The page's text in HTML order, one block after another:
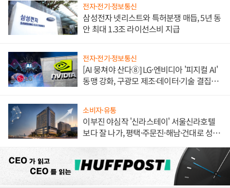
전자·전기·정보통신
삼성전자 넷리스트와 특허분쟁 매듭, 5년 동
안 최대 1.3조 라이선스비 지급
전자·전기·정보통신
[AI 뭉쳐야 산다⑧] LG·엔비디아 '피지컬 AI'
동맹 강화, 구광모 제조·데이터·기술 결집
소비자·유통
이부진 야심작 '신라스테이' 서울신라호텔
보다 잘 나가, 평택·주문진·해남·건대로 성